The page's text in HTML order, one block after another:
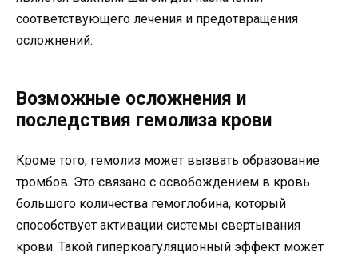
соответствующего лечения и предотвращения
осложнений.
Возможные осложнения и
последствия гемолиза крови
Кроме того, гемолиз может вызвать образование
тромбов. Это связано с освобождением в кровь
большого количества гемоглобина, который
способствует активации системы свертывания
крови. Такой гиперкоагуляционный эффект может